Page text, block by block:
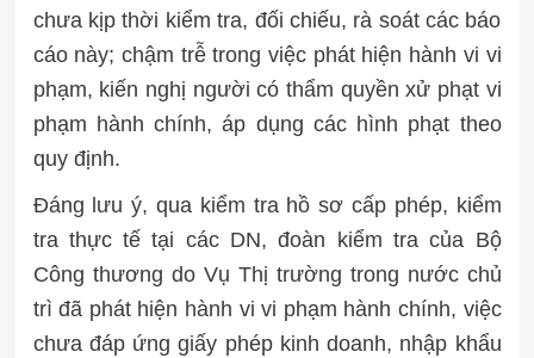
chưa kịp thời kiểm tra, đối chiếu, rà soát các báo
cáo này; chậm trễ trong việc phát hiện hành vi vi
phạm, kiến nghị người có thẩm quyền xử phạt vi
phạm hành chính, áp dụng các hình phạt theo
quy định.
Đáng lưu ý, qua kiểm tra hồ sơ cấp phép, kiểm
tra thực tế tại các DN, đoàn kiểm tra của Bộ
Công thương do Vụ Thị trường trong nước chủ
trì đã phát hiện hành vi vi phạm hành chính, việc
chưa đáp ứng giấy phép kinh doanh, nhập khẩu